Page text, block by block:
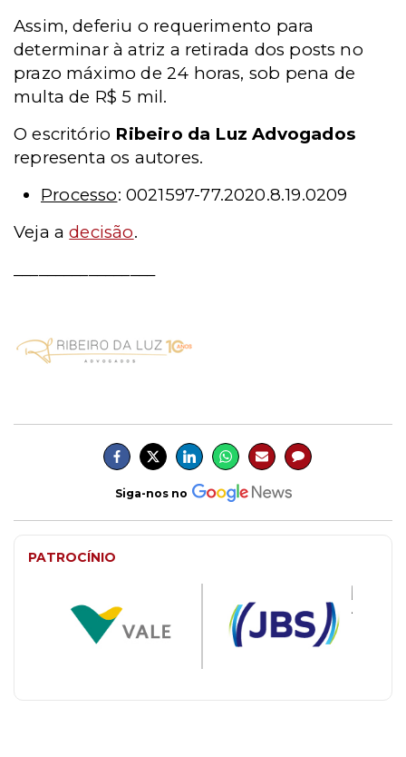
Assim, deferiu o requerimento para
determinar à atriz a retirada dos posts no
prazo máximo de 24 horas, sob pena de
multa de R$ 5 mil.
O escritório Ribeiro da Luz Advogados
representa os autores.
Processo: 0021597-77.2020.8.19.0209
Veja adecisão.
Siga-nos no
PATROCÍNIO